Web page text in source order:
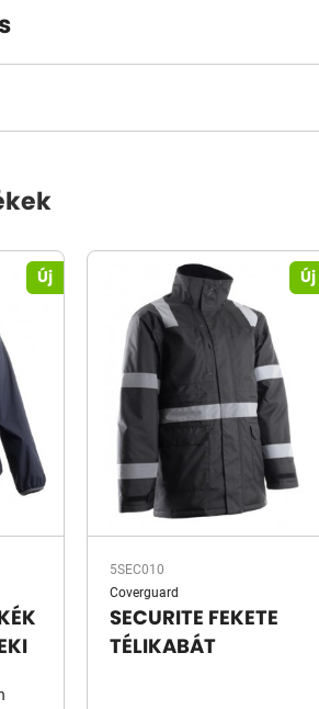
Új Új
5SEC010
Coverguard
SECURITE FEKETE
TÉLIKABÁT